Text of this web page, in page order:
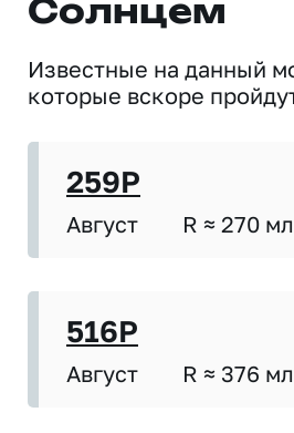
Солнцем
Известные на данный
которые вскоре
259P
Август R ≈ 270
516P
Август R ≈ 376